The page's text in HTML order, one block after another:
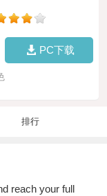
PC下载
排行
reach your full